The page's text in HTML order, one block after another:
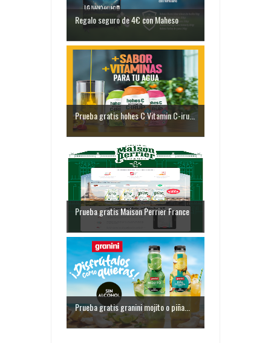
Regalo seguro de 4€ con Maheso
Prueba gratis hohes C Vitamin C-iru...
Prueba gratis Maison Perrier France
Prueba gratis granini mojito o piña...